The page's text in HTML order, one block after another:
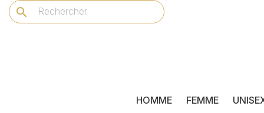
search
HOMME FEMME